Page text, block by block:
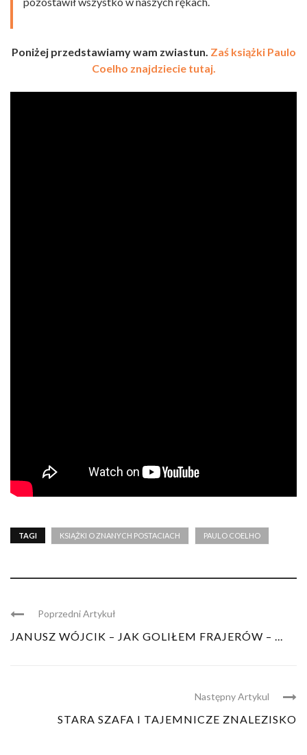
Poniżej przedstawiamy wam zwiastun. Zaś książki Paulo
Coelho znajdziecie tutaj.
TAGI KSIĄŻKI O ZNANYCH POSTACIACH PAULO COELHO
Poprzedni Artykuł
JANUSZ WÓJCIK – JAK GOLIŁEM FRAJERÓW – ...
Następny Artykul
STARA SZAFA I TAJEMNICZE ZNALEZISKO